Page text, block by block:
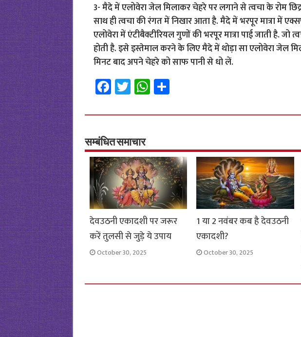
3- मैदे में एलोवेरा जेल मिलाकर चेहरे पर लगाने से त्वचा के रोम
साथ ही त्वचा की रंगत में निखार आता है. मैदे में भरपूर मात्रा में
एलोवेरा में एंटीबैक्टीरियल गुणों की भरपूर मात्रा पाई जाती है.
होती है. इसे इस्तेमाल करने के लिए मैदे में थोड़ा सा एलोवेरा जेल
मिनट बाद अपने चेहरे को साफ पानी से धो लें.
Fa
ce
b
o
o
k
T
wi
tt
er
W
h
at
p
p
S
h
ar
सम्बंधित समाचार
देवउठनी एकादशी पर जरूर
करें तुलसी से जुड़े ये उपाय
October 30, 2025
1 या 2 नवंबर कब है देवउठनी
एकादशी?
October 30, 2025